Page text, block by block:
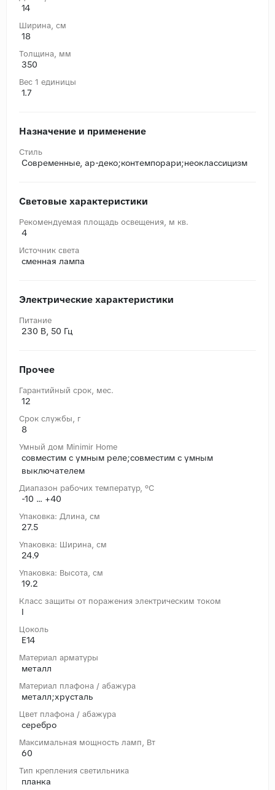
14
Ширина, cм
18
Толщина, мм
350
Вес 1 единицы
1.7
Назначение и применение
Стиль
Современные, ар-деко;контемпорари;неоклассицизм
Световые характеристики
Рекомендуемая площадь освещения, м кв.
4
Источник света
сменная лампа
Электрические характеристики
Питание
230 В, 50 Гц
Прочее
Гарантийный срок, мес.
12
Срок службы, г
8
Умный дом Minimir Home
совместим с умным реле;совместим с умным
выключателем
Диапазон рабочих температур, °C
-10 ... +40
Упаковка: Длина, cм
27.5
Упаковка: Ширина, cм
24.9
Упаковка: Высота, cм
19.2
Класс защиты от поражения электрическим током
I
Цоколь
E14
Материал арматуры
металл
Материал плафона / абажура
металл;хрусталь
Цвет плафона / абажура
серебро
Максимальная мощность ламп, Вт
60
Тип крепления светильника
планка